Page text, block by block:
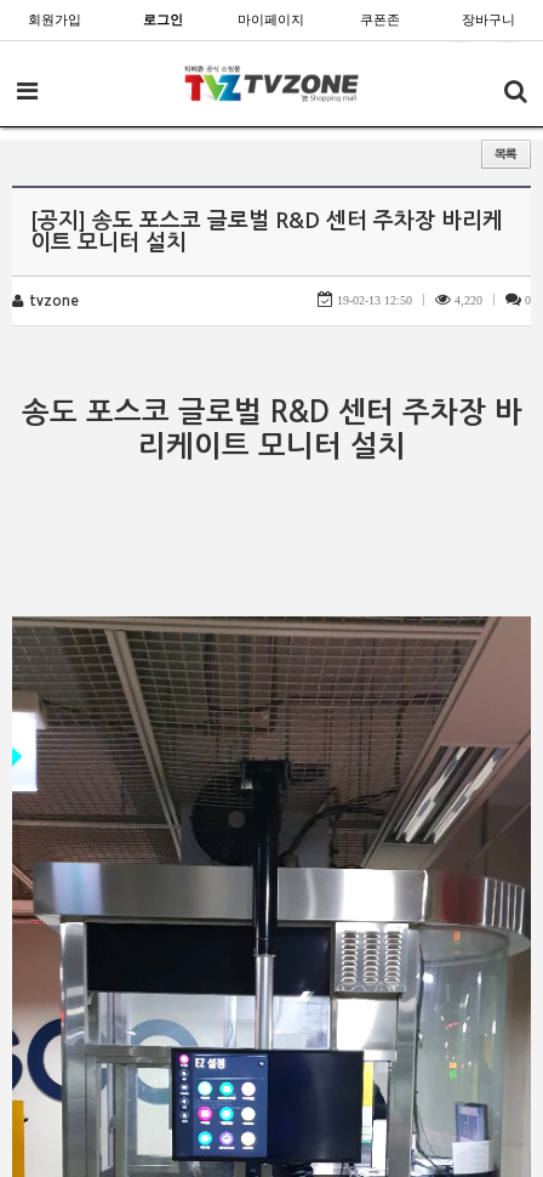
회원가입 로그인 마이페이지 쿠폰존 장바구니
[공지] 송도 포스코 글로벌 R&D 센터 주차장 바리케
이트 모니터 설치
tvzone 19-02-13 12:50 4,220 0
송도 포스코 글로벌 R&D 센터 주차장 바
리케이트 모니터 설치